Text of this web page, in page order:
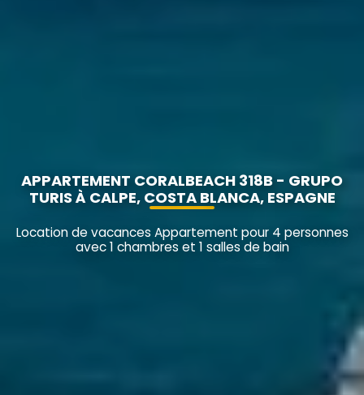
APPARTEMENT CORALBEACH 318B - GRUPO
TURIS À CALPE, COSTA BLANCA, ESPAGNE
Location de vacances Appartement pour 4 personnes
avec 1 chambres et 1 salles de bain